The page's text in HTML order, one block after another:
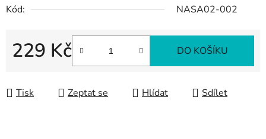
Kód:
NASA02-002
229 Kč DO KOŠÍKU
Tisk Zeptat se Hlídat Sdílet